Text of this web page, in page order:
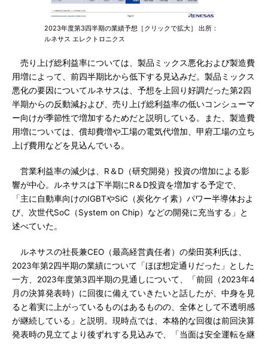
2023年度第3四半期の業績予想［クリックで拡大］ 出所：
ルネサス エレクトロニクス
売り上げ総利益率については、製品ミックス悪化および製造費
用増によって、前四半期比から低下する見込みだ。製品ミックス
悪化の要因についてルネサスは、予想を上回り好調だった第2四
半期からの反動減および、売り上げ総利益率の低いコンシューマ
ー向けが季節性で増加するためだと説明している。また、製造費
用増については、償却費増や工場の電気代増加、甲府工場の立ち
上げ費用などを見込んでいる。
営業利益率の減少は、R＆D（研究開発）投資の増加による影
響が中心。ルネサスは下半期にR＆D投資を増加する予定で、
「主に自動車向けのIGBTやSiC（炭化ケイ素）パワー半導体およ
び、次世代SoC（System on Chip）などの開発に充当する」と
述べていた。
ルネサスの社長兼CEO（最高経営責任者）の柴田英利氏は、
2023年第2四半期の業績について「ほぼ想定通りだった」とした
一方、2023年度第3四半期の見通しについて、「前回（2023年4
月の決算発表時）に回復に備えていきたいと話したが、中身を見
ると着実に上がっているものはあるものの、全体として不透明感
が継続している」と説明。現時点では、本格的な回復は前回決算
発表時の見立てより後ずれする見込みで、「当面は安全運転を継